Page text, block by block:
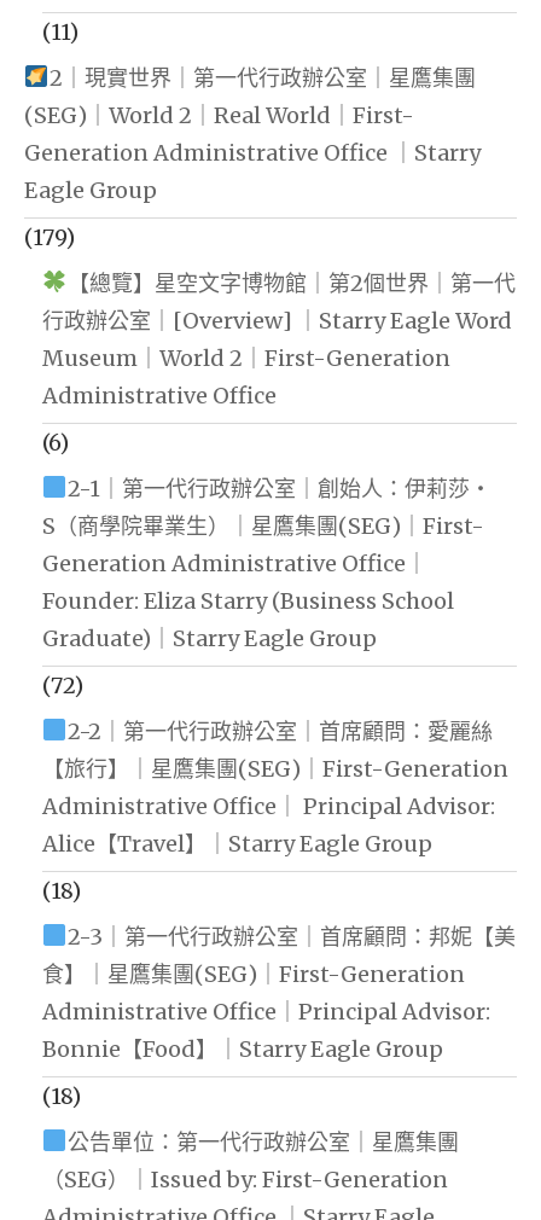
(11)
2｜現實世界｜第一代行政辦公室｜星鷹集團
(SEG)｜World 2｜Real World｜First-
Generation Administrative Office ｜Starry
Eagle Group
(179)
【總覽】星空文字博物館｜第2個世界｜第一代
行政辦公室｜[Overview] ｜Starry Eagle Word
Museum｜World 2｜First-Generation
Administrative Office
(6)
2-1｜第一代行政辦公室｜創始人：伊莉莎・
S（商學院畢業生）｜星鷹集團(SEG)｜First-
Generation Administrative Office｜
Founder: Eliza Starry (Business School
Graduate)｜Starry Eagle Group
(72)
2-2｜第一代行政辦公室｜首席顧問：愛麗絲
【旅行】｜星鷹集團(SEG)｜First-Generation
Administrative Office｜ Principal Advisor:
Alice【Travel】｜Starry Eagle Group
(18)
2-3｜第一代行政辦公室｜首席顧問：邦妮【美
食】｜星鷹集團(SEG)｜First-Generation
Administrative Office｜Principal Advisor:
Bonnie【Food】｜Starry Eagle Group
(18)
公告單位：第一代行政辦公室｜星鷹集團
（SEG）｜Issued by: First-Generation